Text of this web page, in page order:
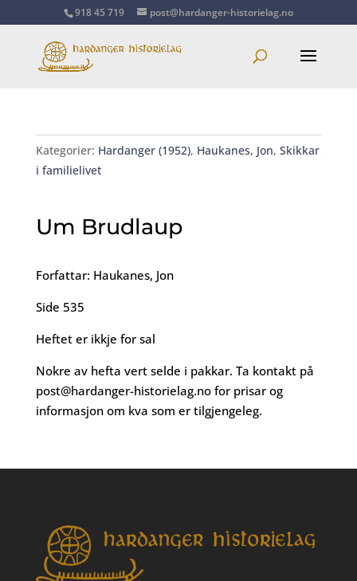
918 45 719 post@hardanger-historielag.no
Kategorier: Hardanger (1952), Haukanes, Jon, Skikkar
i familielivet
Um Brudlaup
Forfattar: Haukanes, Jon
Side 535
Heftet er ikkje for sal
Nokre av hefta vert selde i pakkar. Ta kontakt på
post@hardanger-historielag.nofor prisar og
informasjon om kva som er tilgjengeleg.